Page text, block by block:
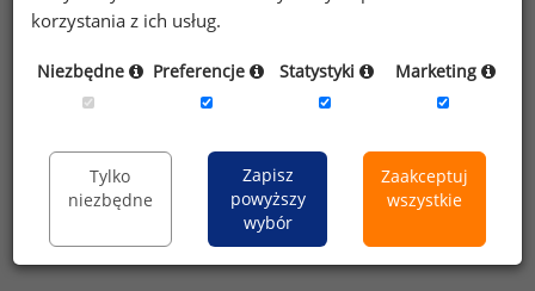
Sedlak na podstawie Raportu płacowego
korzystania z ich usług.
Niezbędne Preferencje Statystyki Marketing
Tylko
niezbędne
Zapisz
powyższy
wybór
Zaakceptuj
wszystkie